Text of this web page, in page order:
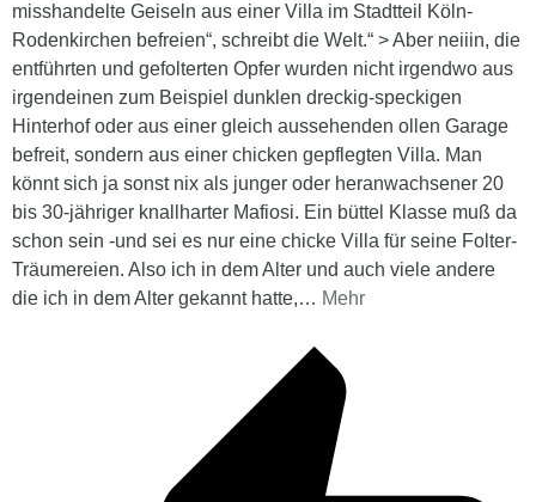
misshandelte Geiseln aus einer Villa im Stadtteil Köln-
Rodenkirchen befreien“, schreibt die Welt.“ > Aber neiiin, die
entführten und gefolterten Opfer wurden nicht irgendwo aus
irgendeinen zum Beispiel dunklen dreckig-speckigen
Hinterhof oder aus einer gleich aussehenden ollen Garage
befreit, sondern aus einer chicken gepflegten Villa. Man
könnt sich ja sonst nix als junger oder heranwachsener 20
bis 30-jähriger knallharter Mafiosi. Ein büttel Klasse muß da
schon sein -und sei es nur eine chicke Villa für seine Folter-
Träumereien. Also ich in dem Alter und auch viele andere
die ich in dem Alter gekannt hatte,… Mehr